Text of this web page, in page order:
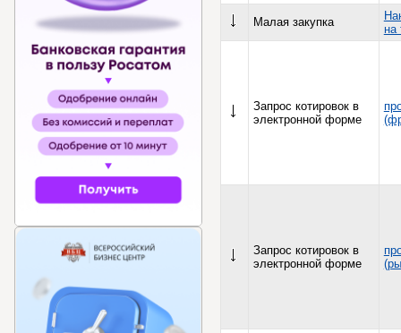
Малая закупка
на
Запрос котировок в
электронной форме
Запрос котировок в
электронной форме